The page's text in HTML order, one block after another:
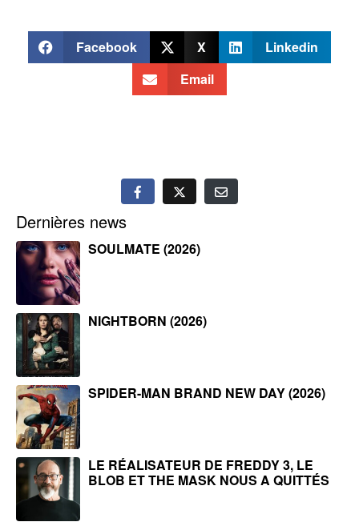
Facebook X
Linkedin
Email
Dernières news
SOULMATE (2026)
NIGHTBORN (2026)
SPIDER-MAN BRAND NEW DAY (2026)
LE RÉALISATEUR DE FREDDY 3, LE
BLOB ET THE MASK NOUS A QUITTÉS